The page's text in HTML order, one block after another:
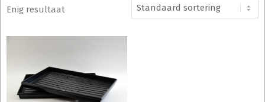
Enig resultaat